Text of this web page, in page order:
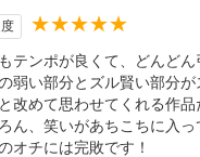
★★★★★
テンポが良くて、どんどん
弱い部分とズル賢い部分
改めて思わせてくれる作品
ん、笑いがあちこちに入
オチには完敗です！